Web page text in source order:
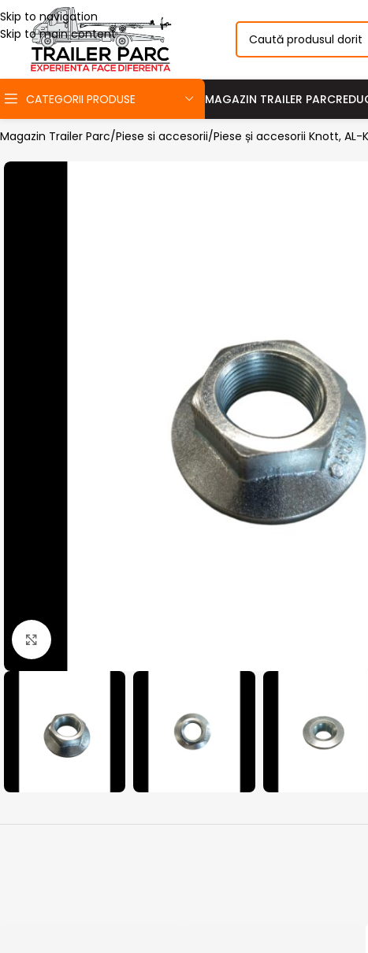
Skip to navigation
Skip to main content
CATEGORII PRODUSE MAGAZIN TRAILER PARC
Magazin Trailer Parc Piese si accesorii Piese și accesorii Knott, AL-